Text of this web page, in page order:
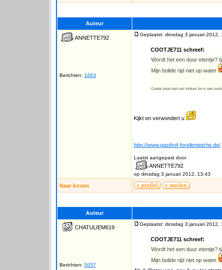
Auteur
ANNETTE792
Berichten: 1663
Geplaatst: dinsdag 3 januari 2012,
COOTJE711 schreef:
Wordt het een duur etentje?
Mijn bolide rijd niet op water
Cootje houd niet van 'stoken' èn is een
Kijkt en verwondert u
http://www.gasthof-forellenteiche.de/
Laatst aangepast door
ANNETTE792
op dinsdag 3 januari 2012, 13:43
Naar boven
Auteur
CHATULIEM619
Berichten: 5057
Geplaatst: dinsdag 3 januari 2012,
COOTJE711 schreef:
Wordt het een duur etentje?
Mijn bolide rijd niet op water